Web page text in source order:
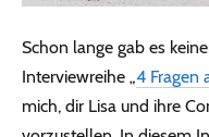
Schon lange gab es
Interviewreihe „4 Fragen
mich, dir Lisa und ihre